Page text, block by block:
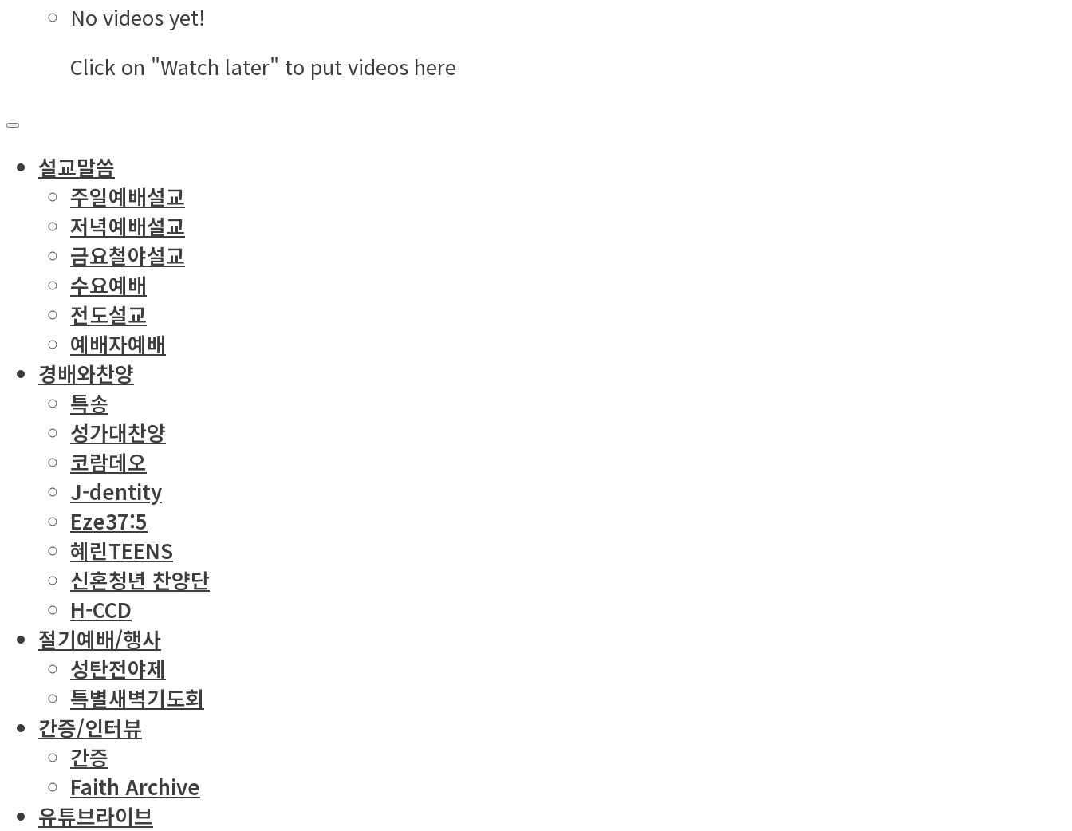
No videos yet!
Click on "Watch later" to put videos here
설교말씀
주일예배설교
저녁예배설교
금요철야설교
수요예배
전도설교
예배자예배
경배와찬양
특송
성가대찬양
코람데오
J-dentity
Eze37:5
혜린TEENS
신혼청년 찬양단
H-CCD
절기예배/행사
성탄전야제
특별새벽기도회
간증/인터뷰
간증
Faith Archive
유튜브라이브